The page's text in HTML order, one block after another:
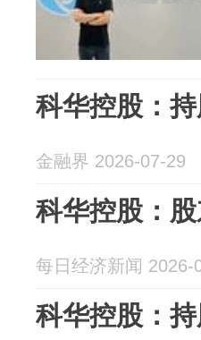
科华控股：
金融界 2026-07-29
科华控股：
每日经济新闻 2026-
科华控股：